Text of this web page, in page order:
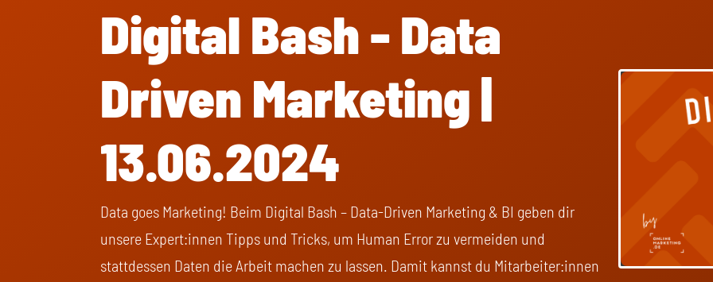
Digital Bash - Data
Driven Marketing |
13.06.2024
Data goes Marketing! Beim Digital Bash – Data-Driven Marketing & BI geben dir
unsere Expert:innen Tipps und Tricks, um Human Error zu vermeiden und
stattdessen Daten die Arbeit machen zu lassen. Damit kannst du Mitarbeiter:innen